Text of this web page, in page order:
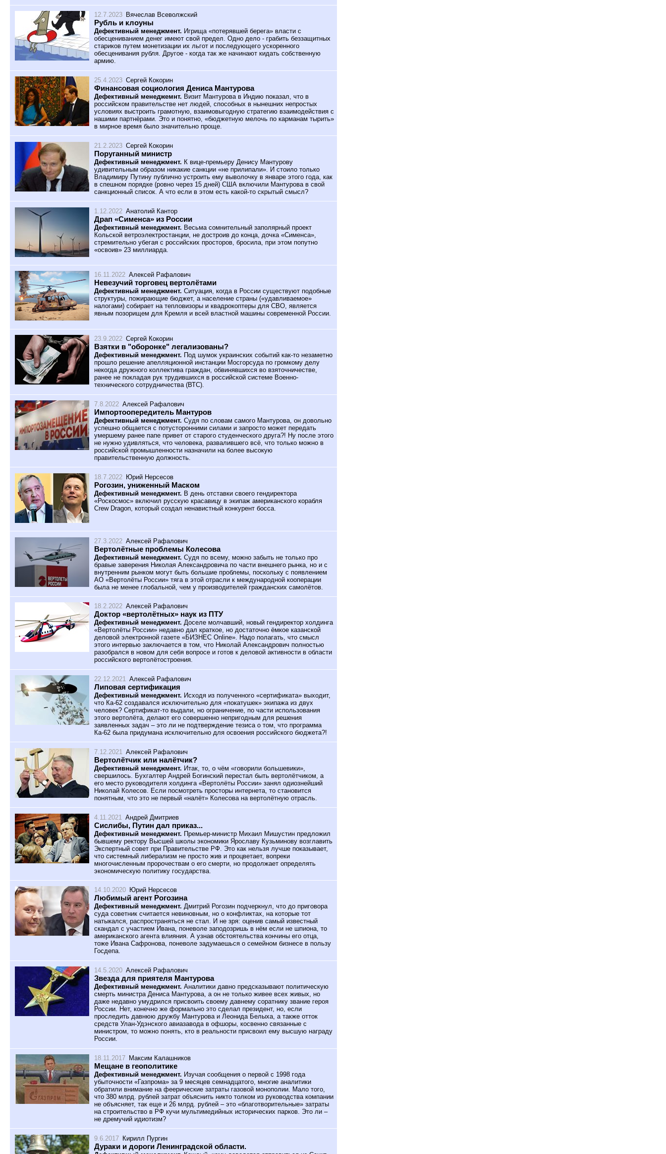
12.7.2023 Вячеслав Всеволжский
Рубль и клоуны
Дефективный менеджмент. Игрища «потерявшей берега» власти с
обесцениванием денег имеют свой предел. Одно дело - грабить беззащитных
стариков путем монетизации их льгот и последующего ускоренного
обесценивания рубля. Другое - когда так же начинают кидать собственную
армию.
25.4.2023 Сергей Кокорин
Финансовая социология Дениса Мантурова
Дефективный менеджемнт. Визит Мантурова в Индию показал, что в
российском правительстве нет людей, способных в нынешних непростых
условиях выстроить грамотную, взаимовыгодную стратегию взаимодействия с
нашими партнёрами. Это и понятно, «бюджетную мелочь по карманам тырить»
в мирное время было значительно проще.
21.2.2023 Сергей Кокорин
Поруганный министр
Дефективный менеджмент. К вице-премьеру Денису Мантурову
удивительным образом никакие санкции «не прилипали». И стоило только
Владимиру Путину публично устроить ему выволочку в январе этого года, как
в спешном порядке (ровно через 15 дней) США включили Мантурова в свой
санкционный список. А что если в этом есть какой-то скрытый смысл?
1.12.2022 Анатолий Кантор
Драп «Сименса» из России
Дефективный менеджмент. Весьма сомнительный заполярный проект
Кольской ветроэлектростанции, не достроив до конца, дочка «Сименса»,
стремительно убегая с российских просторов, бросила, при этом попутно
«освоив» 23 миллиарда.
16.11.2022 Алексей Рафалович
Невезучий торговец вертолётами
Дефективный менеджмент. Cитуация, когда в России существуют подобные
структуры, пожирающие бюджет, а население страны («удавливаемое»
налогами) собирает на тепловизоры и квадрокоптеры для СВО, является
явным позорищем для Кремля и всей властной машины современной России.
23.9.2022 Сергей Кокорин
Взятки в "оборонке" легализованы?
Дефективный менеджмент. Под шумок украинских событий как-то незаметно
прошло решение апелляционной инстанции Мосгорсуда по громкому делу
некогда дружного коллектива граждан, обвинявшихся во взяточничестве,
ранее не покладая рук трудившихся в российской системе Военно-
технического сотрудничества (ВТС).
7.8.2022 Алексей Рафалович
Импортоопередитель Мантуров
Дефективный менеджмент. Судя по словам самого Мантурова, он довольно
успешно общается с потусторонними силами и запросто может передать
умершему ранее папе привет от старого студенческого друга?! Ну после этого
не нужно удивляться, что человека, развалившего всё, что только можно в
российской промышленности назначили на более высокую
правительственную должность.
18.7.2022 Юрий Нерсесов
Рогозин, униженный Маском
Дефективный менеджмент. В день отставки своего гендиректора
«Роскосмос» включил русскую красавицу в экипаж американского корабля
Crew Dragon, который создал ненавистный конкурент босса.
27.3.2022 Алексей Рафалович
Вертолётные проблемы Колесова
Дефективный менеджмент. Судя по всему, можно забыть не только про
бравые заверения Николая Александровича по части внешнего рынка, но и с
внутренним рынком могут быть большие проблемы, поскольку с появлением
АО «Вертолёты России» тяга в этой отрасли к международной кооперации
была не менее глобальной, чем у производителей гражданских самолётов.
18.2.2022 Алексей Рафалович
Доктор «вертолётных» наук из ПТУ
Дефективный менеджмент. Доселе молчавший, новый гендиректор холдинга
«Вертолёты России» недавно дал краткое, но достаточно ёмкое казанской
деловой электронной газете «БИЗНЕС Online». Надо полагать, что смысл
этого интервью заключается в том, что Николай Александрович полностью
разобрался в новом для себя вопросе и готов к деловой активности в области
российского вертолётостроения.
22.12.2021 Алексей Рафалович
Липовая сертификация
Дефективный менеджмент. Исходя из полученного «сертификата» выходит,
что Ка-62 создавался исключительно для «покатушек» экипажа из двух
человек? Сертификат-то выдали, но ограничение, по части использования
этого вертолёта, делают его совершенно непригодным для решения
заявленных задач – это ли не подтверждение тезиса о том, что программа
Ка-62 была придумана исключительно для освоения российского бюджета?!
7.12.2021 Алексей Рафалович
Вертолётчик или налётчик?
Дефективный менеджмент. Итак, то, о чём «говорили большевики»,
свершилось. Бухгалтер Андрей Богинский перестал быть вертолётчиком, а
его место руководителя холдинга «Вертолёты России» занял одиознейший
Николай Колесов. Если посмотреть просторы интернета, то становится
понятным, что это не первый «налёт» Колесова на вертолётную отрасль.
4.11.2021 Андрей Дмитриев
Cислибы, Путин дал приказ...
Дефективный менеджмент. Премьер-министр Михаил Мишустин предложил
бывшему ректору Высшей школы экономики Ярославу Кузьминову возглавить
Экспертный совет при Правительстве РФ. Это как нельзя лучше показывает,
что системный либерализм не просто жив и процветает, вопреки
многочисленным пророчествам о его смерти, но продолжает определять
экономическую политику государства.
14.10.2020 Юрий Нерсесов
Любимый агент Рогозина
Дефективный менеджмент. Дмитрий Рогозин подчеркнул, что до приговора
суда советник считается невиновным, но о конфликтах, на которые тот
натыкался, распространяться не стал. И не зря: оценив самый известный
скандал с участием Ивана, поневоле заподозришь в нём если не шпиона, то
американского агента влияния. А узнав обстоятельства кончины его отца,
тоже Ивана Сафронова, поневоле задумаешься о семейном бизнесе в пользу
Госдепа.
14.5.2020 Алексей Рафалович
Звезда для приятеля Мантурова
Дефективный менеджмент. Аналитики давно предсказывают политическую
смерть министра Дениса Мантурова, а он не только живее всех живых, но
даже недавно умудрился присвоить своему давнему соратнику звание героя
России. Нет, конечно же формально это сделал президент, но, если
проследить давнюю дружбу Мантурова и Леонида Белыха, а также отток
средств Улан-Удэнского авиазавода в офшоры, косвенно связанные с
министром, то можно понять, кто в реальности присвоил ему высшую награду
России.
18.11.2017 Максим Калашников
Мещане в геополитике
Дефективный менеджмент. Изучая сообщения о первой с 1998 года
убыточности «Газпрома» за 9 месяцев семнадцатого, многие аналитики
обратили внимание на феерические затраты газовой монополии. Мало того,
что 380 млрд. рублей затрат объяснить никто толком из руководства компании
не объясняет, так еще и 26 млрд. рублей – это «благотворительные» затраты
на строительство в РФ кучи мультимедийных исторических парков. Это ли –
не дремучий идиотизм?
9.6.2017 Кирилл Пургин
Дураки и дороги Ленинградской области.